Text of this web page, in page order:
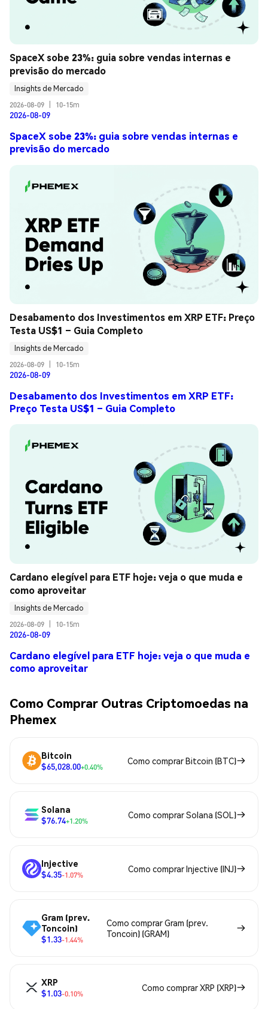
SpaceX sobe 23%: guia sobre vendas internas e
previsão do mercado
Insights de Mercado
2026-08-09
10-15m
2026-08-09
SpaceX sobe 23%: guia sobre vendas internas e
previsão do mercado
Desabamento dos Investimentos em XRP ETF: Preço
Testa US$1 – Guia Completo
Insights de Mercado
2026-08-09
10-15m
2026-08-09
Desabamento dos Investimentos em XRP ETF:
Preço Testa US$1 – Guia Completo
Cardano elegível para ETF hoje: veja o que muda e
como aproveitar
Insights de Mercado
2026-08-09
10-15m
2026-08-09
Cardano elegível para ETF hoje: veja o que muda e
como aproveitar
Como Comprar Outras Criptomoedas na
Phemex
Bitcoin
$65,028.00+0.40%
Como comprar Bitcoin (BTC)
Solana
$76.74+1.20%
Como comprar Solana (SOL)
Injective
$4.35-1.07%
Como comprar Injective (INJ)
Gram (prev.
Toncoin)
$1.33-1.44%
Como comprar Gram (prev.
Toncoin) (GRAM)
XRP
$1.03-0.10%
Como comprar XRP (XRP)